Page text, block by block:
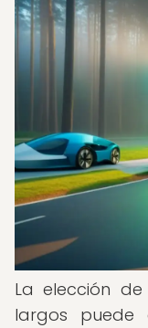
La elección
largos puede